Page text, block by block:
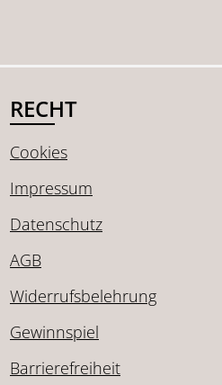
RECHT
Cookies
Impressum
Datenschutz
AGB
Widerrufsbelehrung
Gewinnspiel
Barrierefreiheit